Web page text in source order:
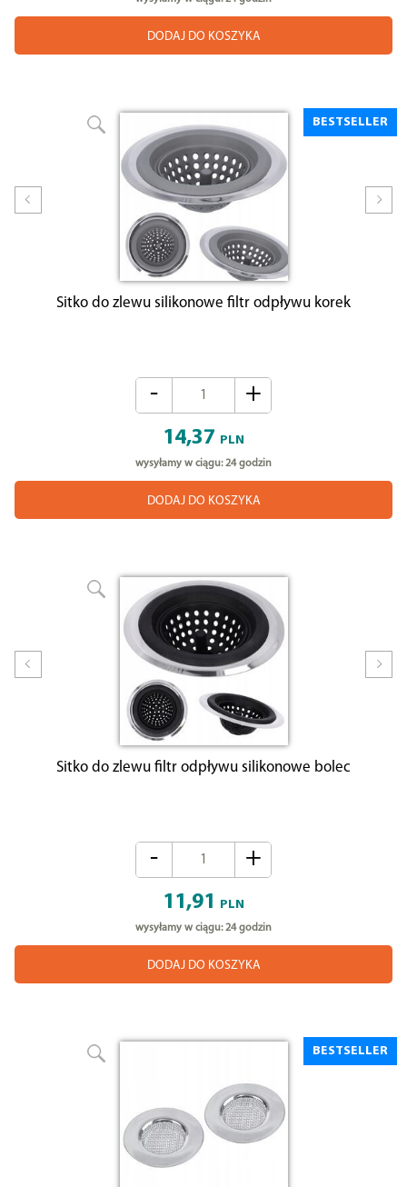
DODAJ DO KOSZYKA
BESTSELLER
Prev
Sitko do zlewu silikonowe filtr odpływu korek
- +
14,37 PLN
wysyłamy w ciągu: 24 godzin
DODAJ DO KOSZYKA
Prev
Sitko do zlewu filtr odpływu silikonowe bolec
- +
11,91 PLN
wysyłamy w ciągu: 24 godzin
DODAJ DO KOSZYKA
BESTSELLER